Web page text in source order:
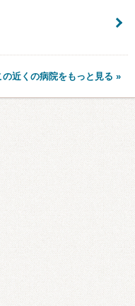
の近くの病院をもっと見る »